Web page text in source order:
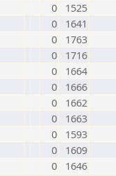
0
1525
0
1641
0
1763
0
1716
0
1664
0
1666
0
1662
0
1663
0
1593
0
1609
0 1646